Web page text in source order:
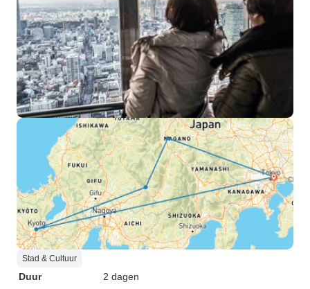
Stad & Cultuur
Duur
2 dagen